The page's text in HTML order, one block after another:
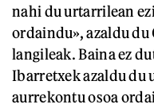
nahi du urtarrilean
ordaindu», azaldu
langileak. Baina ez
Ibarretxek azaldu du
aurrekontu osoa